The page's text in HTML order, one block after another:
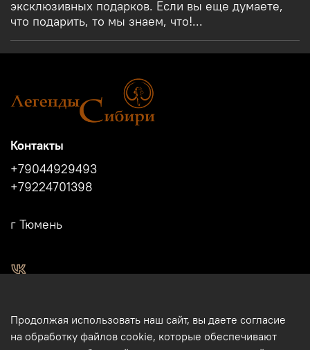
эксклюзивных подарков. Если вы еще думаете,
что подарить, то мы знаем, что!...
Контакты
+79044929493
+79224701398
г Тюмень
Магазин подарков и сувениров в Тюмени. Тюменские
Продолжая использовать наш сайт, вы даете согласие
на обработку файлов cookie, которые обеспечивают